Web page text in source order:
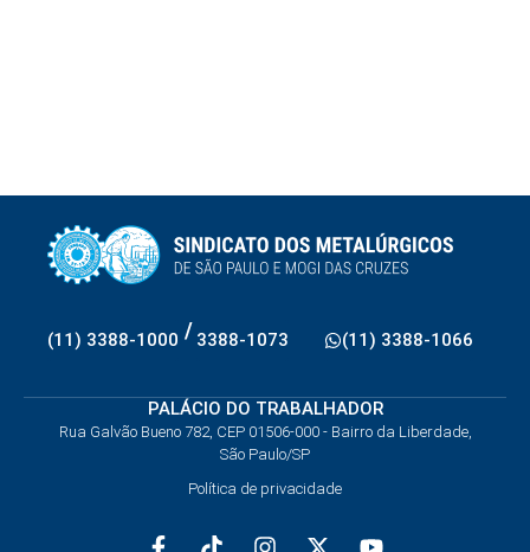
(11) 3388-1000 / 3388-1073 (11) 3388-1066
PALÁCIO DO TRABALHADOR
Rua Galvão Bueno 782, CEP 01506-000 - Bairro da Liberdade,
São Paulo/SP
Política de privacidade